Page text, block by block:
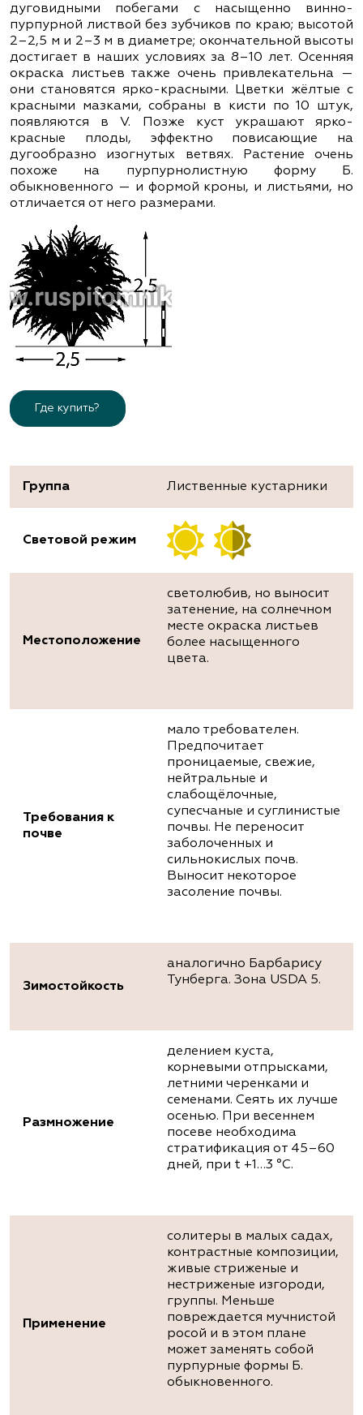
дуговидными побегами с насыщенно винно-
пурпурной листвой без зубчиков по краю; высотой
2–2,5 м и 2–3 м в диаметре; окончательной высоты
достигает в наших условиях за 8–10 лет. Осенняя
окраска листьев также очень привлекательна —
они становятся ярко-красными. Цветки жёлтые с
красными мазками, собраны в кисти по 10 штук,
появляются в V. Позже куст украшают ярко-
красные плоды, эффектно повисающие на
дугообразно изогнутых ветвях. Растение очень
похоже на пурпурнолистную форму Б.
обыкновенного — и формой кроны, и листьями, но
отличается от него размерами.
Где купить?
Группа Лиственные кустарники
Световой режим
Местоположение
светолюбив, но выносит
затенение, на солнечном
месте окраска листьев
более насыщенного
цвета.
Требования к
почве
мало требователен.
Предпочитает
проницаемые, свежие,
нейтральные и
слабощёлочные,
супесчаные и суглинистые
почвы. Не переносит
заболоченных и
сильнокислых почв.
Выносит некоторое
засоление почвы.
Зимостойкость
аналогично Барбарису
Тунберга. Зона USDA 5.
Размножение
делением куста,
корневыми отпрысками,
летними черенками и
семенами. Сеять их лучше
осенью. При весеннем
посеве необходима
стратификация от 45–60
дней, при t +1…3 °С.
Применение
солитеры в малых садах,
контрастные композиции,
живые стриженые и
нестриженые изгороди,
группы. Меньше
повреждается мучнистой
росой и в этом плане
может заменять собой
пурпурные формы Б.
обыкновенного.